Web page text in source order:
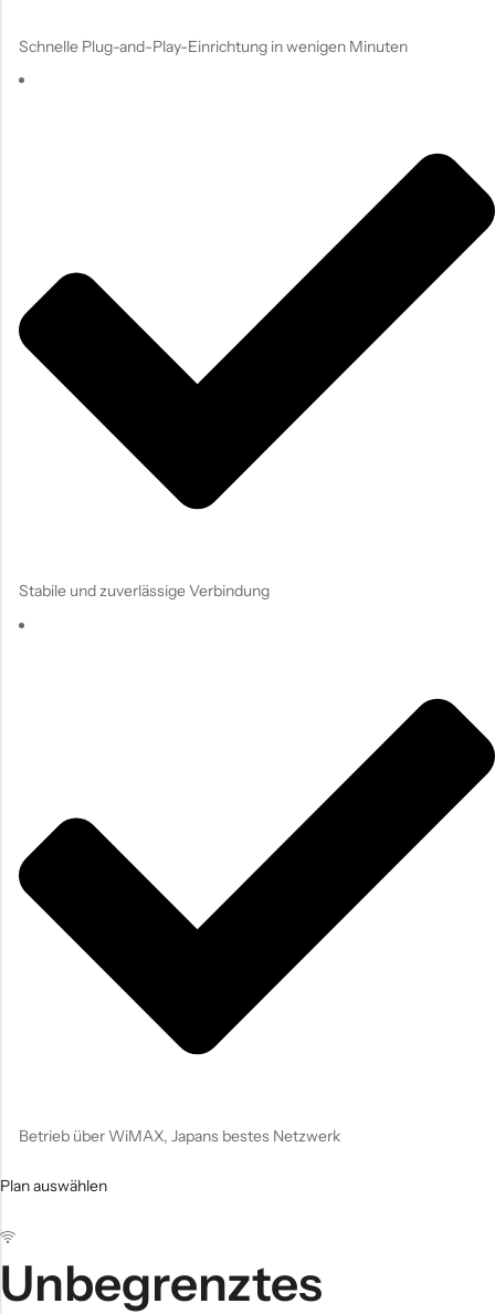
Schnelle Plug-and-Play-Einrichtung in wenigen Minuten
Stabile und zuverlässige Verbindung
Betrieb über WiMAX, Japans bestes Netzwerk
Plan auswählen
Unbegrenztes